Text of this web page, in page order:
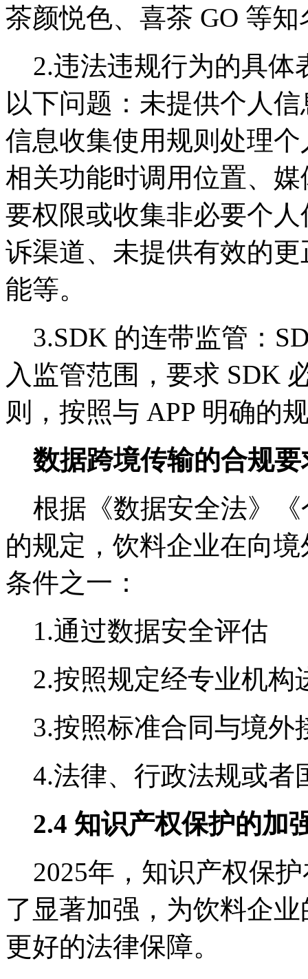
茶颜悦色、喜茶 GO 等
2.违法违规行为的具体
以下问题：未提供个人
信息收集使用规则处理
相关功能时调用位置、
要权限或收集非必要个
诉渠道、未提供有效的
能等。
3.SDK 的连带监管：
入监管范围，要求 SDK
则，按照与 APP 明确的
数据跨境传输的合规要
根据《数据安全法》《
的规定，饮料企业在向
条件之一：
1.通过数据安全评估
2.按照规定经专业机构
3.按照标准合同与境外
4.法律、行政法规或者
2.4 知识产权保护的加
2025年，知识产权保
了显著加强，为饮料企
更好的法律保障。